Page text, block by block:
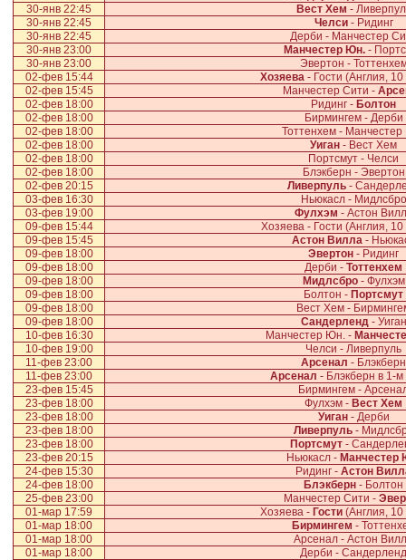
30-янв 22:45
Вест Хем -
30-янв 22:45
Челси- Ридинг
30-янв 22:45
Дерби - Манчестер
30-янв 23:00
Манчестер Юн.-
30-янв 23:00
Эвертон -
02-фев 15:44
Хозяева - Гости (Англия,
02-фев 15:45
Манчестер Сити -
02-фев 18:00
Ридинг - Болтон
02-фев 18:00
Бирмингем - Дерби
02-фев 18:00
Тоттенхем -
02-фев 18:00
Уиган - Вест Хем
02-фев 18:00
Портсмут - Челси
02-фев 18:00
Блэкберн - Эвертон
02-фев 20:15
Ливерпуль-
03-фев 16:30
Ньюкасл - Мидлсбро
03-фев 19:00
Фулхэм - Астон
09-фев 15:44
Хозяева - Гости (Англия,
09-фев 15:45
Астон Вилла-
09-фев 18:00
Эвертон - Ридинг
09-фев 18:00
Дерби - Тоттенхем
09-фев 18:00
Мидлсбро- Фулхэм
09-фев 18:00
Болтон - Портсмут
09-фев 18:00
Вест Хем -
09-фев 18:00
Сандерленд- Уиган
10-фев 16:30
Манчестер Юн. -
10-фев 19:00
Челси - Ливерпуль
11-фев 23:00
Арсенал - Блэкберн
11-фев 23:00
Арсенал - Блэкберн в 1-
23-фев 15:45
Бирмингем -
23-фев 18:00
Фулхэм - Вест Хем
23-фев 18:00
Уиган- Дерби
23-фев 18:00
Ливерпуль-
23-фев 18:00
Портсмут -
23-фев 20:15
Ньюкасл - Манчестер
24-фев 15:30
Ридинг - Астон
24-фев 18:00
Блэкберн - Болтон
25-фев 23:00
Манчестер Сити -
01-мар 17:59
Хозяева - Гости (Англия,
01-мар 18:00
Бирмингем -
01-мар 18:00
Арсенал - Астон
01-мар 18:00
Дерби - Сандерленд